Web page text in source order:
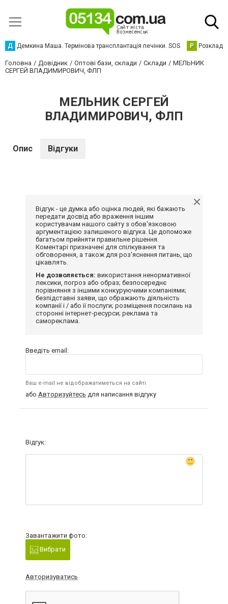
Д Демкина Маша. Термінова трансплантація печінки. SOS Р Розклад
Головна Довідник Оптові бази, склади Склади
МЕЛЬНИК
СЕРГЕЙ ВЛАДИМИРОВИЧ, ФЛП
МЕЛЬНИК СЕРГЕЙ
ВЛАДИМИРОВИЧ, ФЛП
Опис Відгуки
Відгук - це думка або оцінка людей, які бажають
передати досвід або враження іншим
користувачам нашого сайту з обов'язковою
аргументацією залишеного відгука. Це допоможе
багатьом прийняти правильне рішення.
Коментарі призначені для спілкування та
обговорення, а також для роз'яснення питань, що
цікавлять.
Не дозволяється: використання ненормативної
лексики, погроз або образ; безпосереднє
порівняння з іншими конкуруючими компаніями;
безпідставні заяви, що ображають діяльність
компанії і / або її послуги; розміщення посилань на
сторонні інтернет-ресурси; реклама та
самореклама.
Введіть email:
Ваш e-mail не відображатиметься на сайті
або Авторизуйтесь для написання відгуку
Відгук:
Завантажити фото:
Вибрати
Авторизуватись